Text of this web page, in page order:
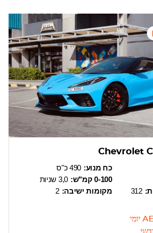
Chevrolet
כח מנוע: 490 כ"ס
0-100 קמ"ש:
3,0 שניות
מקומות ישיבה: 2
312
יומי